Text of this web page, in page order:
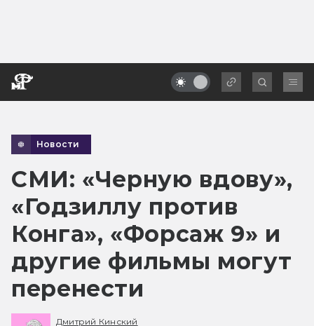
Новости
СМИ: «Черную вдову»,
«Годзиллу против
Конга», «Форсаж 9» и
другие фильмы могут
перенести
Дмитрий Кинский